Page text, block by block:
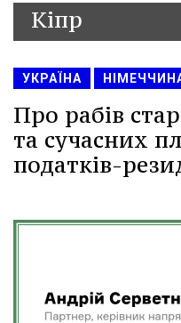
Кіпр
УКРАЇНА
Про рабів
та сучасних
податків-